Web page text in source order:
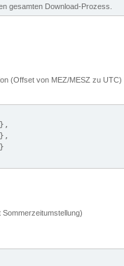
gesamten Download-Prozess.
(Offset von MEZ/MESZ zu UTC)